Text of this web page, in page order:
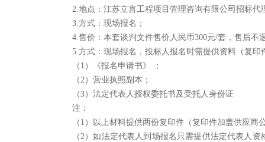
2.地点：江苏立言工程项目管理咨询有限公司招标代
3.方式： 现场报名 ；
4.售价：本套谈判文件售价人民币300元/套，售后不
5.方式：现场报名，投标人报名时需提供资料（复印
（ 1）《报名申请书》
；
（2）营业执照副本；
（3）法定代表人授权委托书及受托人身份证
注：
（ 1）以上材料提供两份复印件（复印件加盖供应商
（2）如法定代表人到场报名只需提供法定代表人